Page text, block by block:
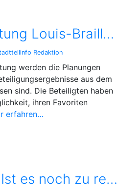
Abschlussveranstaltung „Umgestaltung Louis-Braille-Platz“
Redaktion
werden die Planungen
aus dem
sind. Die Beteiligten haben
ihren Favoriten
erfahren…
Planschbecken Biedermannplatz – Ist es noch zu retten ?